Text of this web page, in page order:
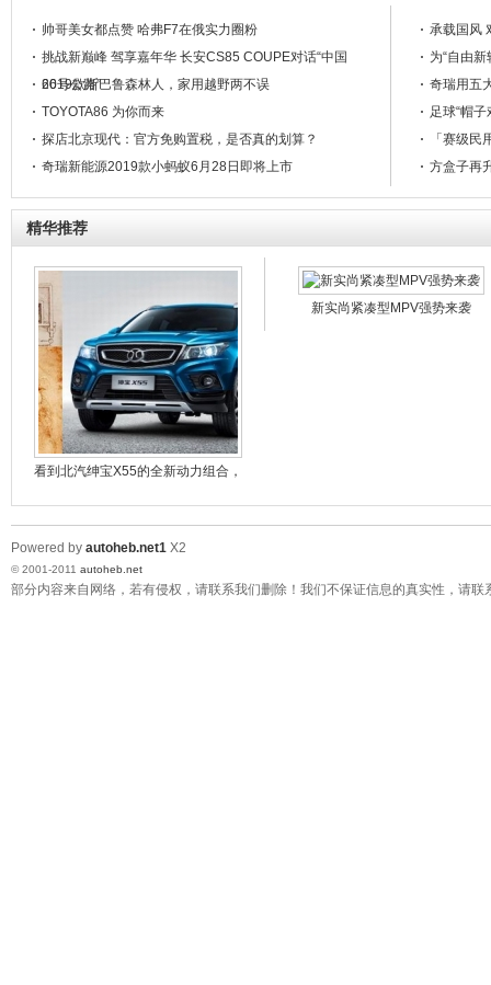
帅哥美女都点赞 哈弗F7在俄实力圈粉
挑战新巅峰 驾享嘉年华 长安CS85 COUPE对话“中国
66号公路”
2019款斯巴鲁森林人，家用越野两不误
TOYOTA86 为你而来
探店北京现代：官方免购置税，是否真的划算？
奇瑞新能源2019款小蚂蚁6月28日即将上市
率先推出国六版车型 奇瑞艾瑞泽双子星Pro版正式上市
2019款名爵HS 将于6月27日上市
斩获环青海湖电动汽车挑战8项大奖 东风风神全新E70
承载国风
为“自由
奇瑞用五
足球“帽
「赛级
方盒子再
精华推荐
看到北汽绅宝X55的全新动力组合，
新实尚紧凑型MPV强势来袭
Powered by autoheb.net1 X2
© 2001-2011 autoheb.net
部分内容来自网络，若有侵权，请联系我们删除！我们不保证信息的真实性，请联